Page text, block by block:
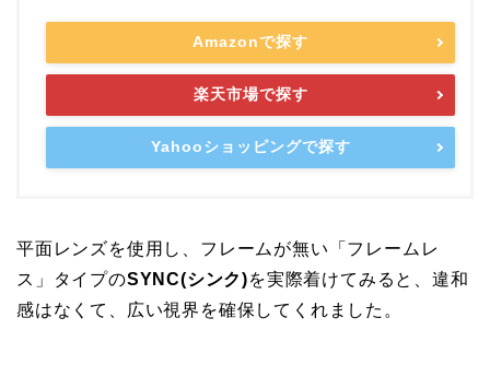
Amazonで探す
楽天市場で探す
Yahooショッピングで探す
平面レンズを使用し、フレームが無い「フレームレ
ス」タイプのSYNC(シンク)を実際着けてみると、違和
感はなくて、広い視界を確保してくれました。